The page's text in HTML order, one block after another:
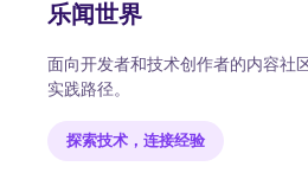
乐闻世界
面向开发者和技术创作者的内容社
实践路径。
探索技术，连接经验